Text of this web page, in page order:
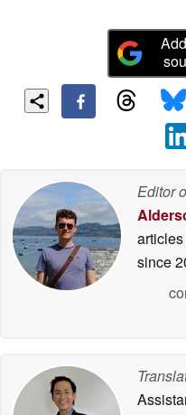
Editor
since